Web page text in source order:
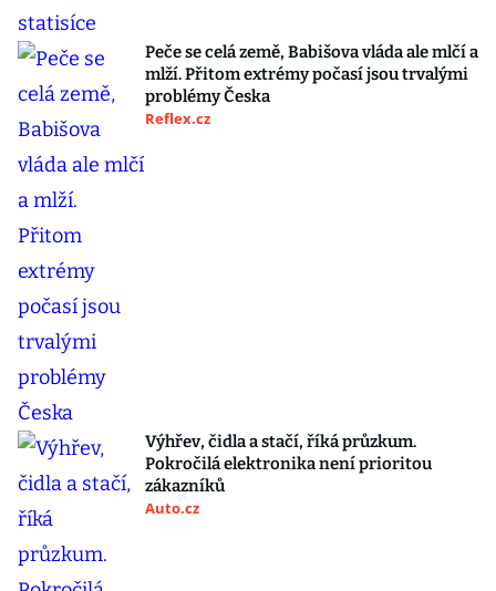
Peče se celá země, Babišova vláda ale mlčí a
mlží. Přitom extrémy počasí jsou trvalými
problémy Česka
Reflex.cz
Výhřev, čidla a stačí, říká průzkum.
Pokročilá elektronika není prioritou
zákazníků
Auto.cz